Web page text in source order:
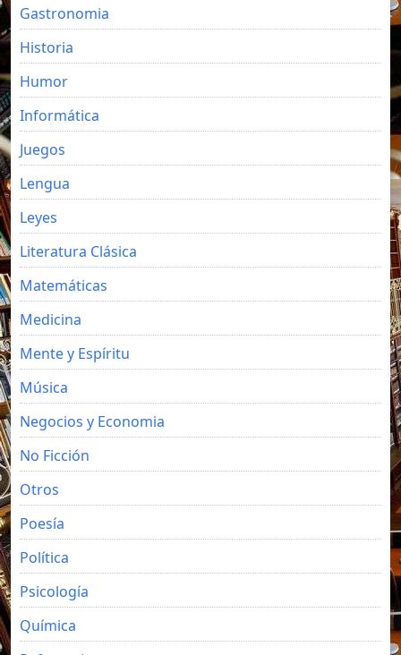
Gastronomia
Historia
Humor
Informática
Juegos
Lengua
Leyes
Literatura Clásica
Matemáticas
Medicina
Mente y Espíritu
Música
Negocios y Economia
No Ficción
Otros
Poesía
Política
Psicología
Química